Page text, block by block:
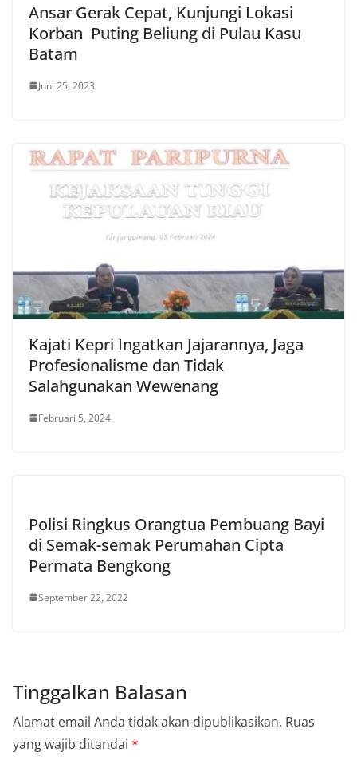
Ansar Gerak Cepat, Kunjungi Lokasi
Korban Puting Beliung di Pulau Kasu
Batam
Juni 25, 2023
Kajati Kepri Ingatkan Jajarannya, Jaga
Profesionalisme dan Tidak
Salahgunakan Wewenang
Februari 5, 2024
Polisi Ringkus Orangtua Pembuang Bayi
di Semak-semak Perumahan Cipta
Permata Bengkong
September 22, 2022
Tinggalkan Balasan
Alamat email Anda tidak akan dipublikasikan. Ruas
yang wajib ditandai *